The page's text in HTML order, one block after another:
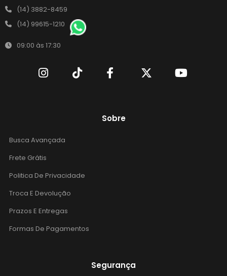
(14) 3882-8459
(14) 99615-1210
09:00 às 17:30
Sobre
Busca Avançada
Frete Grátis
Politica De Privacidade
Troca E Devolução
Prazos E Entregas
Formas De Pagamentos
Segurança